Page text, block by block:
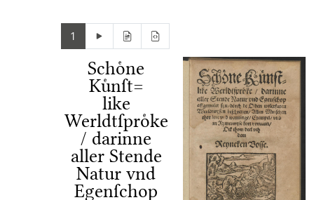
1
Schoͤne
Kuͤnſt=
like
Werldtſproͤke
/ darinne
aller Stende
Natur vnd
Egenſchop